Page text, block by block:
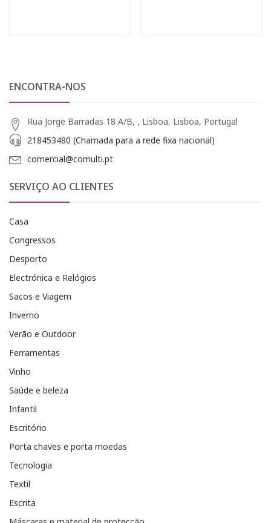
ENCONTRA-NOS
Rua Jorge Barradas 18 A/B, , Lisboa, Lisboa, Portugal
218453480 (Chamada para a rede fixa nacional)
comercial@comulti.pt
SERVIÇO AO CLIENTES
Casa
Congressos
Desporto
Electrónica e Relógios
Sacos e Viagem
Inverno
Verão e Outdoor
Ferramentas
Vinho
Saúde e beleza
Infantil
Escritório
Porta chaves e porta moedas
Tecnologia
Textil
Escrita